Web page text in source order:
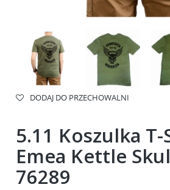
DODAJ DO PRZECHOWALNI
5.11 Koszulka
Emea Kettle
76289